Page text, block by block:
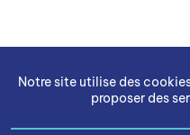
Notre site utilise des
proposer des